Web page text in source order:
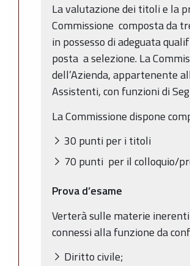
La valutazione dei titoli e la
Commissione composta da
in possesso di adeguata
posta a selezione. La
dell’Azienda, appartenente
Assistenti, con funzioni di
La Commissione dispone
30 punti per i titoli
70 punti per il colloquio/
Prova d’esame
Verterà sulle materie
connessi alla funzione da
Diritto civile;